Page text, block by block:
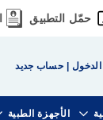
حمّل التطبيق
حساب جديد
الأجهزة الطبية